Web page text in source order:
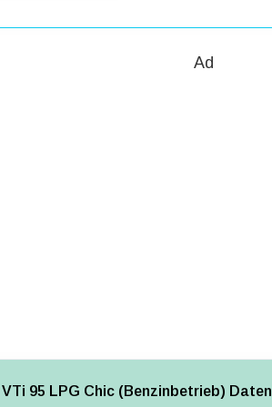
Ad
95 LPG Chic (Benzinbetrieb) Daten